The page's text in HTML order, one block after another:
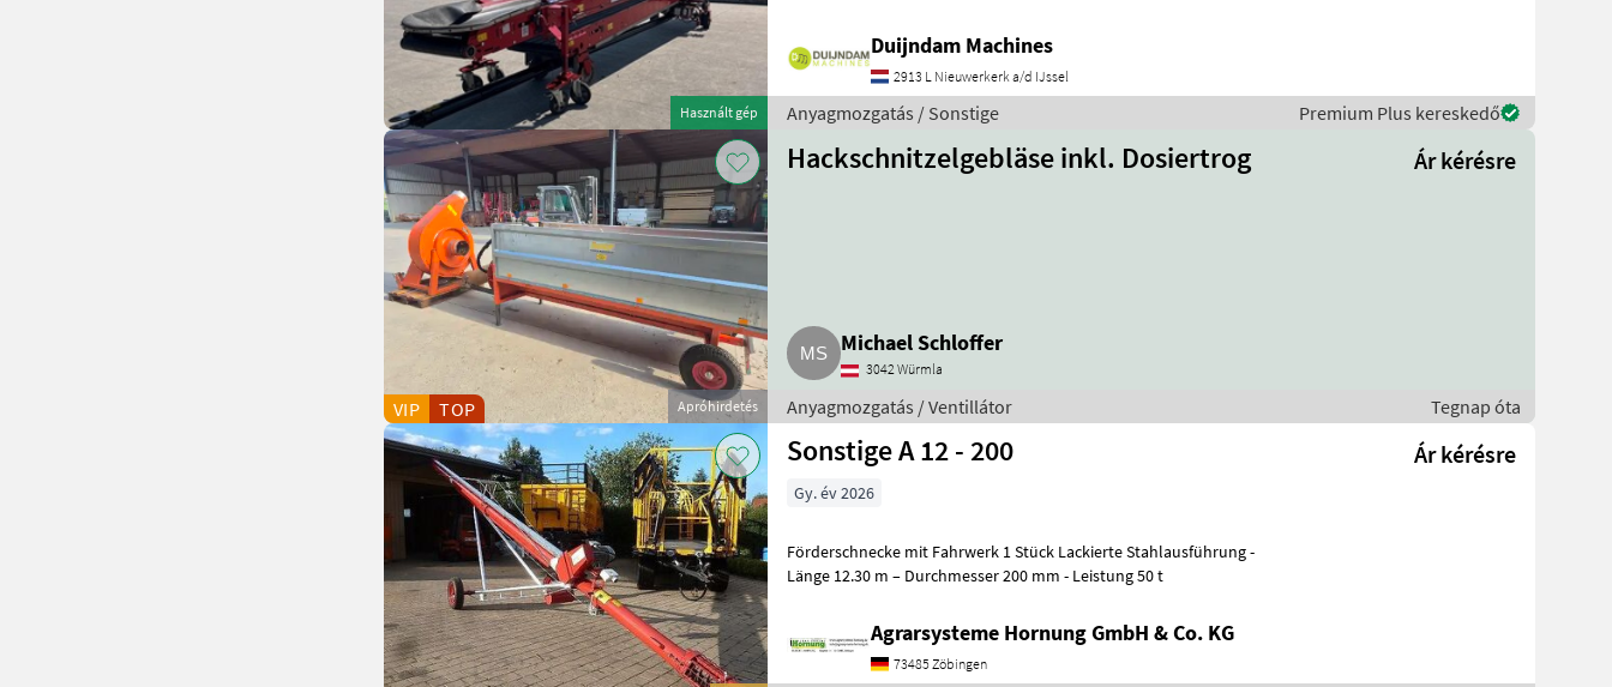
Használt gép
Duijndam Machines
2913 L Nieuwerkerk a/d IJssel
Anyagmozgatás / Sonstige Premium Plus kereskedő
Apróhirdetés
VIP TOP
Hackschnitzelgebläse inkl. Dosiertrog Ár kérésre
Michael Schloffer
3042 Würmla
Anyagmozgatás / Ventillátor Tegnap óta
Sonstige A 12 - 200 Ár kérésre
Gy. év 2026
Förderschnecke mit Fahrwerk 1 Stück Lackierte Stahlausführung -
Länge 12.30 m – Durchmesser 200 mm - Leistung 50 t
Agrarsysteme Hornung GmbH & Co. KG
73485 Zöbingen